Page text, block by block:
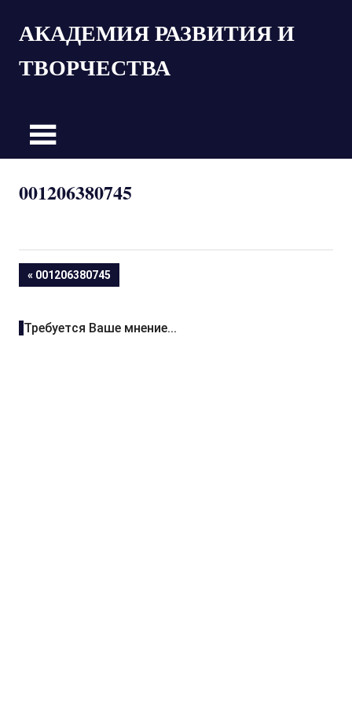
АКАДЕМИЯ РАЗВИТИЯ И
ТВОРЧЕСТВА
001206380745
Навигация
записям
ПРЕДЫДУЩАЯ
001206380745
Требуется Ваше мнение...